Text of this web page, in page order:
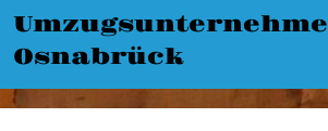
Osnabrück